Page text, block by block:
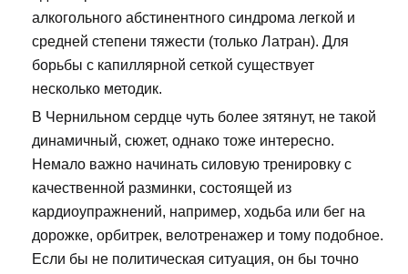
алкогольного абстинентного синдрома легкой и
средней степени тяжести (только Латран). Для
борьбы с капиллярной сеткой существует
несколько методик.
В Чернильном сердце чуть более зятянут, не такой
динамичный, сюжет, однако тоже интересно.
Немало важно начинать силовую тренировку с
качественной разминки, состоящей из
кардиоупражнений, например, ходьба или бег на
дорожке, орбитрек, велотренажер и тому подобное.
Если бы не политическая ситуация, он бы точно